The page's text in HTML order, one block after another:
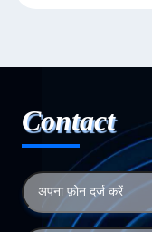
Contact